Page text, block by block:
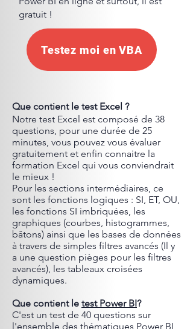
gratuit !
Testez moi en VBA
Que contient le test Excel ?
Notre test Excel est composé de 38
questions, pour une durée de 25
minutes, vous pouvez vous évaluer
gratuitement et enfin connaitre la
formation Excel qui vous conviendrait
le mieux !
Pour les sections intermédiaires, ce
sont les fonctions logiques : SI, ET, OU,
les fonctions SI imbriquées, les
graphiques (courbes, histogrammes,
bâtons) ainsi que les bases de données
à travers de simples filtres avancés (Il y
a une question pièges pour les filtres
avancés), les tableaux croisées
dynamiques.
Que contient le test Power BI?
C'est un test de 40 questions sur
l'ensemble des thématiques Power BI